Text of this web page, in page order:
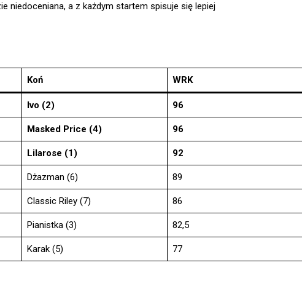
niedoceniana, a z każdym startem spisuje się lepiej
Koń WRK
Ivo (2) 96
Masked Price (4) 96
Lilarose (1) 92
Dżazman (6) 89
Classic Riley (7) 86
Pianistka (3) 82,5
Karak (5) 77